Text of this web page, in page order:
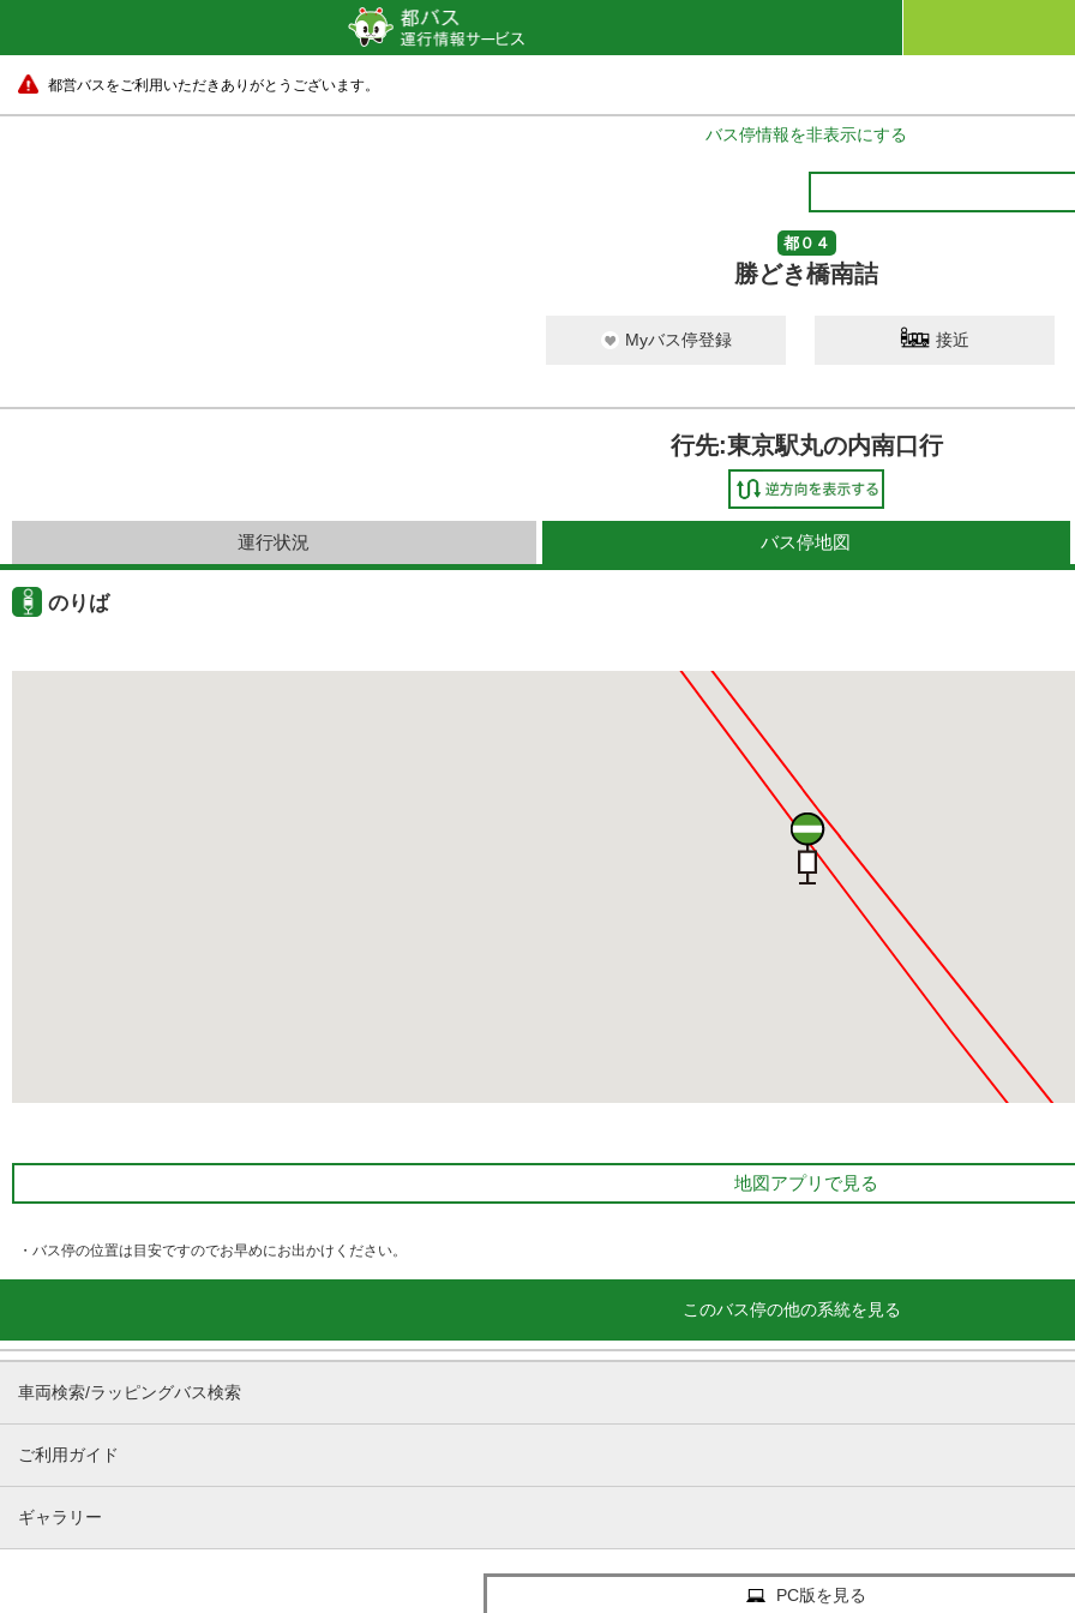
都営バスをご利用いただきありがとうございます。
バス停情報を非表示にする
都０４
勝どき橋南詰
Myバス停登録 接近
行先:東京駅丸の内南口行
運行状況 バス停地図
のりば
地図アプリで見る
・バス停の位置は目安ですのでお早めにお出かけください。
このバス停の他の系統を見る
車両検索/ラッピングバス検索
ご利用ガイド
ギャラリー
PC版を見る